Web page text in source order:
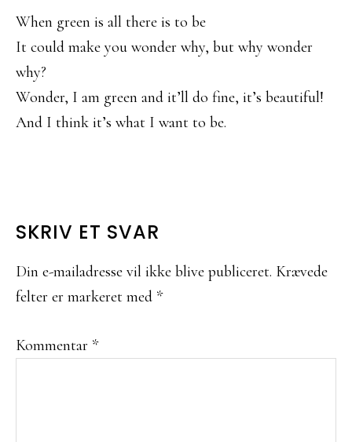
When green is all there is to be
It could make you wonder why, but why wonder
why?
Wonder, I am green and it’ll do fine, it’s beautiful!
And I think it’s what I want to be.
LÆSERINTERAKTIONER
SKRIV ET SVAR
Din e-mailadresse vil ikke blive publiceret. Krævede
felter er markeret med *
Kommentar *